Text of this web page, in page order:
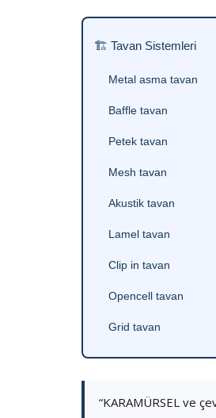
🏗 Tavan Sistemleri
Metal asma tavan
Baffle tavan
Petek tavan
Mesh tavan
Akustik tavan
Lamel tavan
Clip in tavan
Opencell tavan
Grid tavan
“KARAMÜRSEL ve